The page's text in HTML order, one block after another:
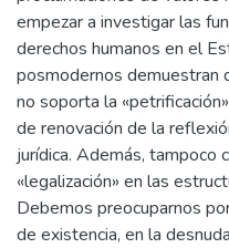
empezar a investigar las
derechos humanos en el
posmodernos demuestran
no soporta la
de renovación de la
jurídica. Además, tampoco
«legalización» en las
Debemos preocuparnos
de existencia, en la